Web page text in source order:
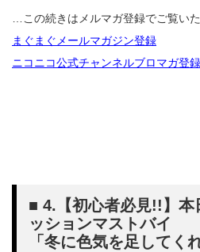
…この続きはメルマガ登録でご覧いた
まぐまぐメールマガジン登録
ニコニコ公式チャンネルブロマガ登録
■ 4.【初心者必見!!】本
ッションマストバイ
「冬に色気を足してく